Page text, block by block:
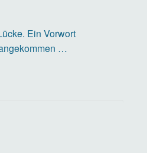
Ein Vorwort
…